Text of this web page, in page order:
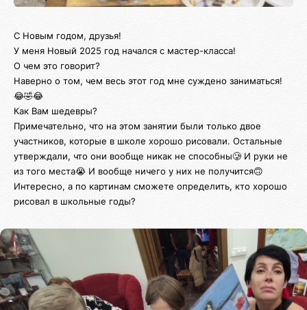
С Новым годом, друзья!
У меня Новый 2025 год начался с мастер-класса!
О чем это говорит?
Наверно о том, чем весь этот год мне суждено заниматься!
😂🤣😂
Как Вам шедевры?
Примечательно, что на этом занятии были только двое
участников, которые в школе хорошо рисовали. Остальные
утверждали, что они вообще никак не способны🥲 И руки не
из того места😭 И вообще ничего у них не получится🙃
Интересно, а по картинам сможете определить, кто хорошо
рисовал в школьные годы?